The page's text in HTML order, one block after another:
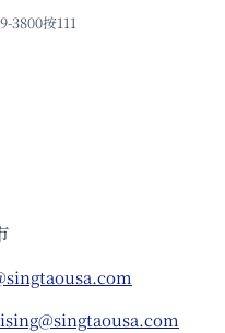
3800按111